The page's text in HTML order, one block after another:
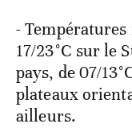
-
17/23°C sur le
pays, de 07/
plateaux
ailleurs.